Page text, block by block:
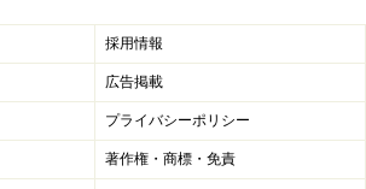
いうか……な、劇団、本谷有希子
。本作は本谷さんの同名小説を、「
よ
」で2013年日本アカデミー賞最優
映画賞を総ナメにした吉田大八監督
けるという、ちょっとした’事件’のよ
採用情報
広告掲載
プライバシーポリシー
著作権・商標・免責